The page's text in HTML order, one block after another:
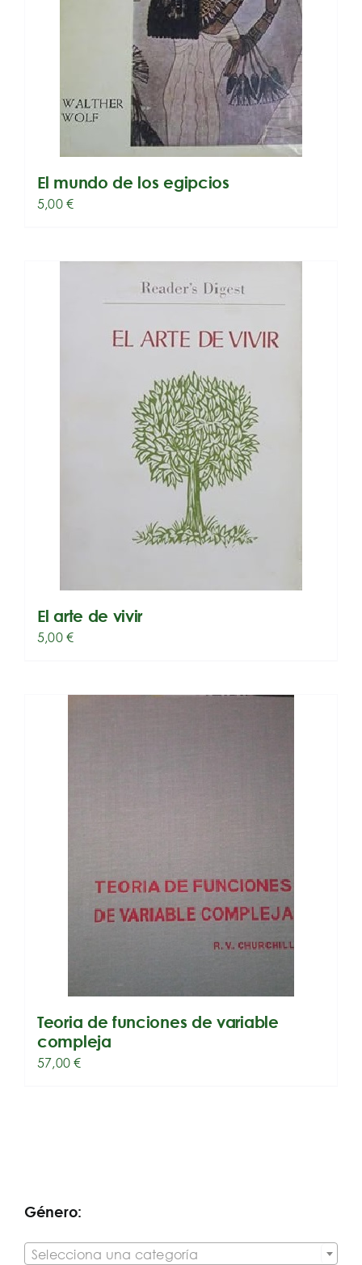
El mundo de los egipcios
5,00€
El arte de vivir
5,00€
Teoria de funciones de variable
compleja
57,00€
Género:
Selecciona una categoría